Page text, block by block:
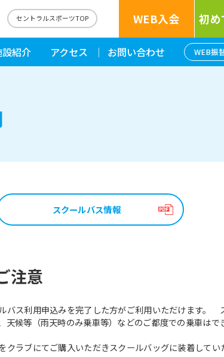
セントラルスポーツTOP WEB入会 初
紹介 アクセス お問い合わせ WEB振
スクールバス情報
注意
バス利用申込みを完了した方がご利用いただけます。
候等（雨天時のみ乗車等）などのご都度での乗車はで
ラブにてご購入いただきスクールバッグに装着して